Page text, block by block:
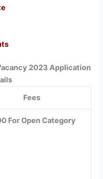
2023 Application
Fees
For Open Category